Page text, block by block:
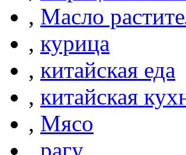
, Масло
, курица
, китайская еда
, китайская
, Мясо